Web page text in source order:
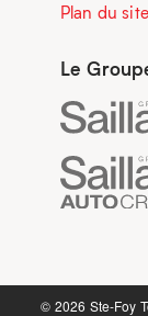
Plan du site
Le
©️ 2026 Ste-Foy